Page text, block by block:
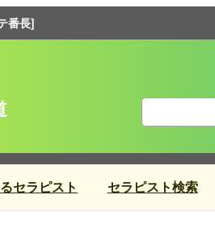
番長]
セラピスト セラピスト検索